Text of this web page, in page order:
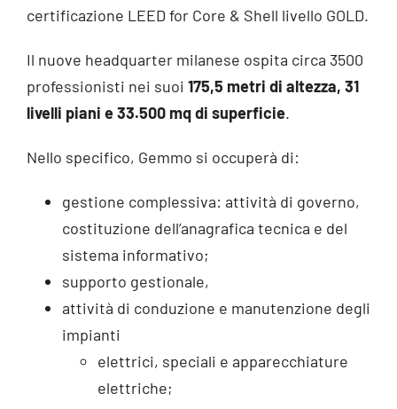
certificazione LEED for Core & Shell livello GOLD.
Il nuove headquarter milanese ospita circa 3500
professionisti nei suoi 175,5 metri di altezza, 31
livelli piani e 33.500 mq di superficie.
Nello specifico, Gemmo si occuperà di:
gestione complessiva: attività di governo,
costituzione dell’anagrafica tecnica e del
sistema informativo;
supporto gestionale,
attività di conduzione e manutenzione degli
impianti
elettrici, speciali e apparecchiature
elettriche;